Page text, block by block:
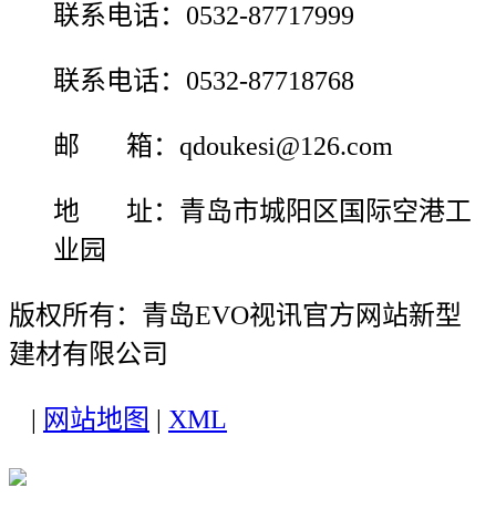
联系电话：0532-87717999
联系电话：0532-87718768
邮 箱：qdoukesi@126.com
地 址：青岛市城阳区国际空港工
业园
版权所有：青岛EVO视讯官方网站新型
建材有限公司
网站地图 XML